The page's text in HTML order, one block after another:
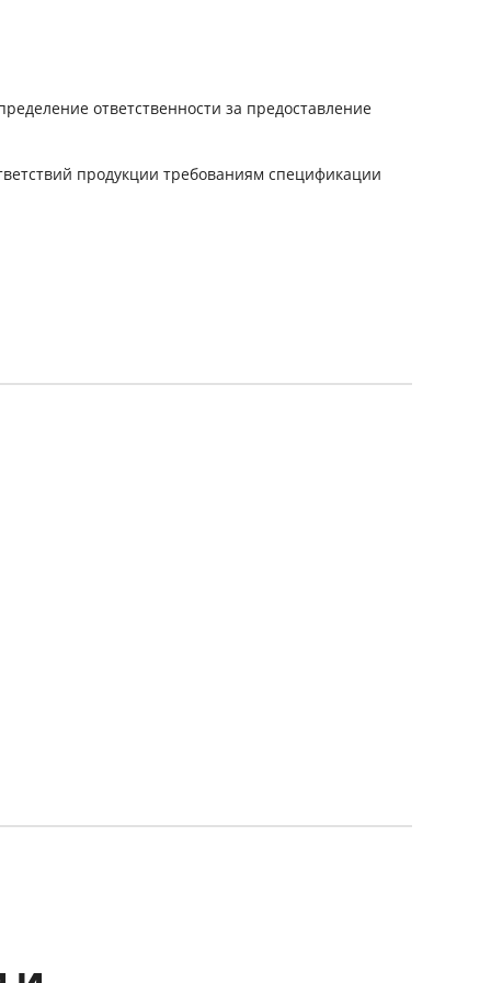
ответственности за предоставление
продукции требованиям спецификации